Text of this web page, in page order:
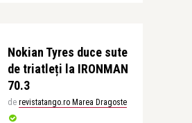
Nokian Tyres duce sute
de triatleți la IRONMAN
70.3
de revistatango.ro Marea Dragoste